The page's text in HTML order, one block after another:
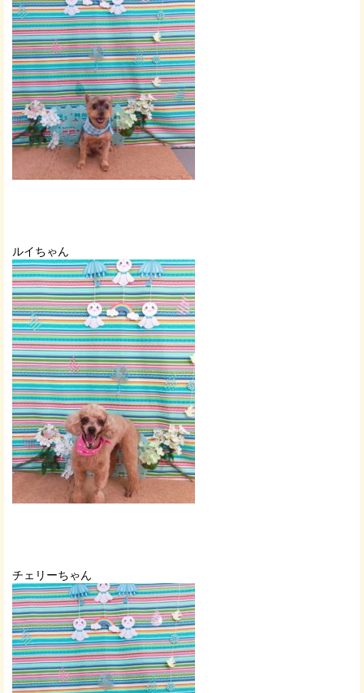
ルイちゃん
チェリーちゃん